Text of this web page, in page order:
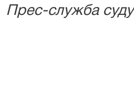
Прес-служба суду